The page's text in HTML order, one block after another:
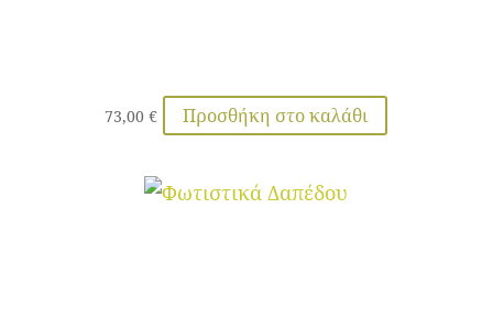
73,00€ Προσθήκη στο καλάθι